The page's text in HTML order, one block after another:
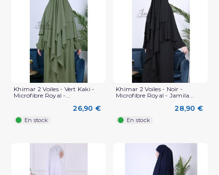
Khimar 2 Voiles - Vert Kaki -
Microfibre Royal -...
26,90 €
En stock
Khimar 2 Voiles - Noir -
Microfibre Royal - Jamila...
28,90 €
En stock